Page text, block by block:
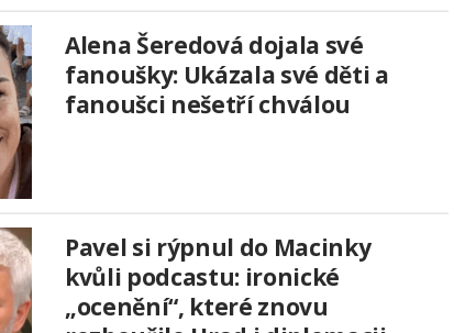
Alena Šeredová dojala své
fanoušky: Ukázala své děti a
fanoušci nešetří chválou
Pavel si rýpnul do Macinky
kvůli podcastu: ironické
„ocenění“, které znovu